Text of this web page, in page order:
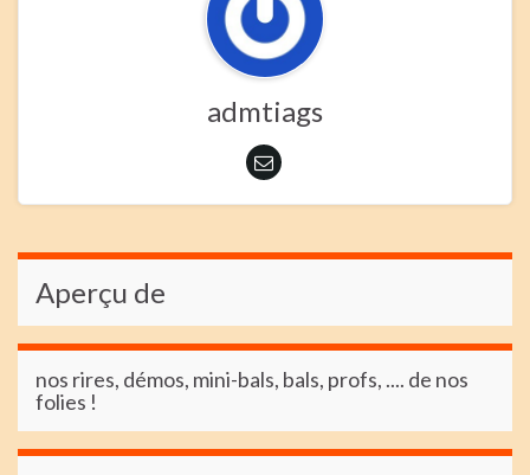
admtiags
Aperçu de
nos rires, démos, mini-bals, bals, profs, .... de nos
folies !